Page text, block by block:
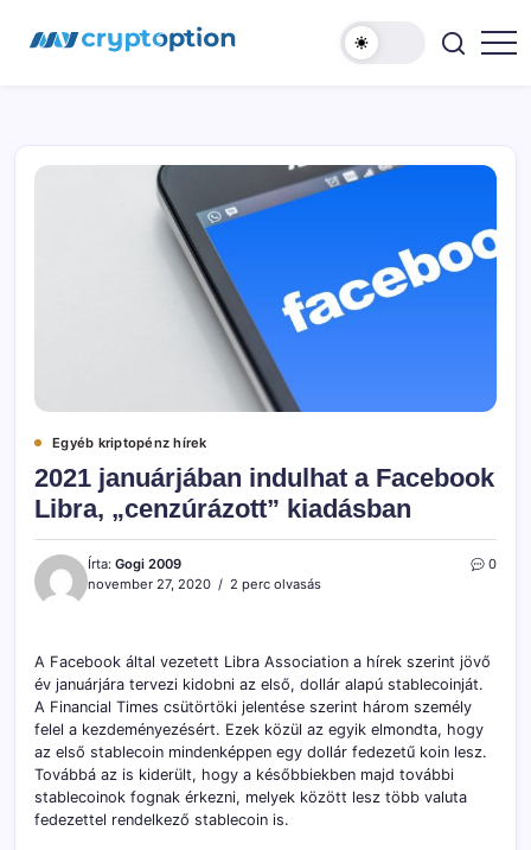
MyCryptOption
Egyéb kriptopénz hírek
2021 januárjában indulhat a Facebook
Libra, „cenzúrázott” kiadásban
Írta: Gogi 2009
november 27, 2020
2 perc olvasás
0
A Facebook által vezetett Libra Association a hírek szerint jövő
év januárjára tervezi kidobni az első, dollár alapú stablecoinját.
A Financial Times csütörtöki jelentése szerint három személy
felel a kezdeményezésért. Ezek közül az egyik elmondta, hogy
az első stablecoin mindenképpen egy dollár fedezetű koin lesz.
Továbbá az is kiderült, hogy a későbbiekben majd további
stablecoinok fognak érkezni, melyek között lesz több valuta
fedezettel rendelkező stablecoin is.